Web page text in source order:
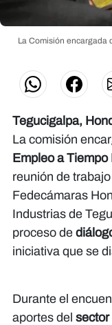
La Comisión encargada
Tegucigalpa,
La comisión
Empleo a Tiempo
reunión de
Fedecámaras
Industrias de
proceso de
iniciativa que se
Durante el
aportes del sector